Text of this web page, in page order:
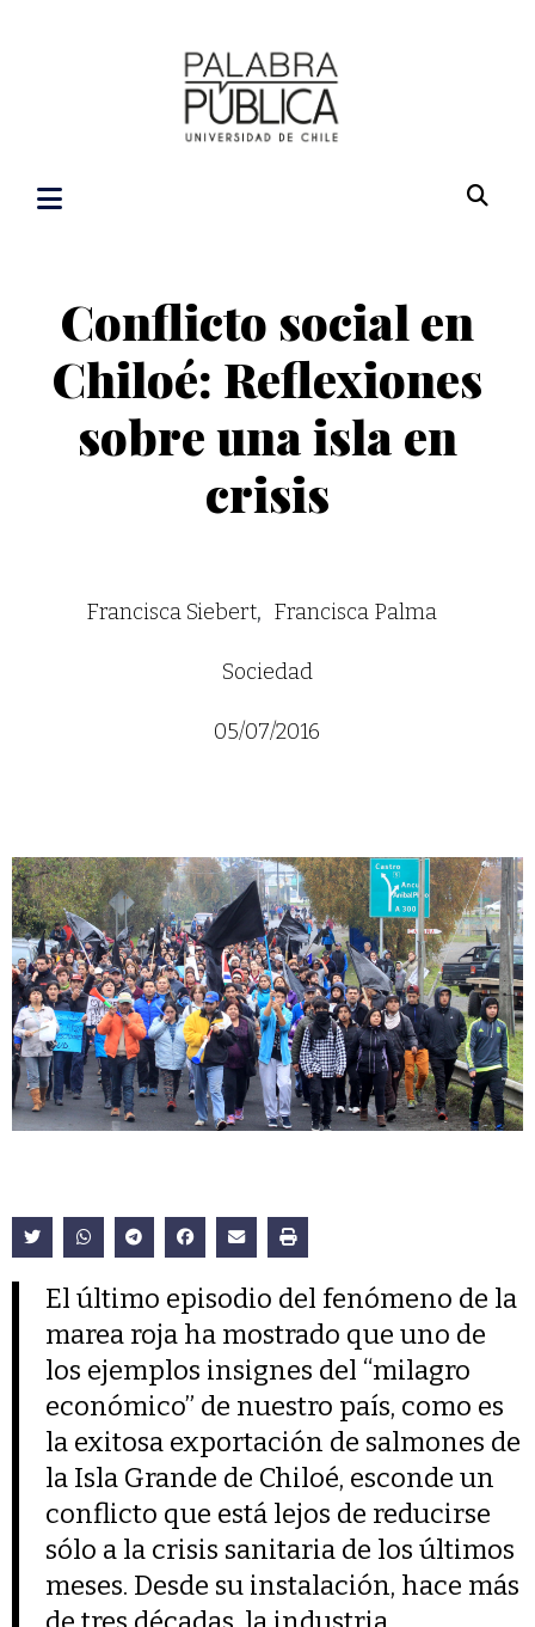
Conflicto social en
Chiloé: Reflexiones
sobre una isla en
crisis
Francisca Siebert Francisca Palma
Sociedad
05/07/2016
El último episodio del fenómeno de la
marea roja ha mostrado que uno de
los ejemplos insignes del “milagro
económico” de nuestro país, como es
la exitosa exportación de salmones de
la Isla Grande de Chiloé, esconde un
conflicto que está lejos de reducirse
sólo a la crisis sanitaria de los últimos
meses. Desde su instalación, hace más